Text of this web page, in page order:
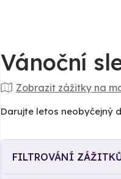
Vánoční
Zobrazit zážitky na
Darujte letos neobyčejný
FILTROVÁNÍ